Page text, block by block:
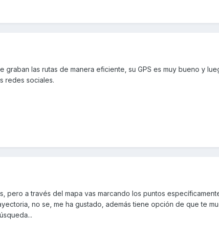
graban las rutas de manera eficiente, su GPS es muy bueno y
redes sociales.
pero a través del mapa vas marcando los puntos
no se, me ha gustado, además tiene opción de que te